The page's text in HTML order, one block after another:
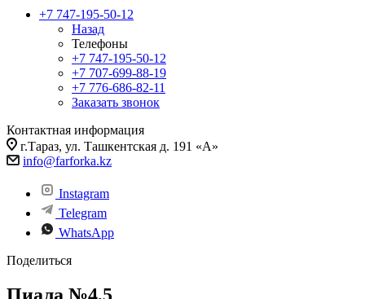
+7 747-195-50-12
Назад
Телефоны
+7 747-195-50-12
+7 707-699-88-19
+7 776-686-82-11
Заказать звонок
Контактная информация
г.Тараз, ул. Ташкентская д. 191 «А»
info@farforka.kz
Instagram
Telegram
WhatsApp
Поделиться